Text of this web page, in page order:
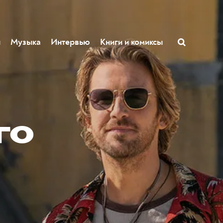
Музыка Интервью Книги и комиксы